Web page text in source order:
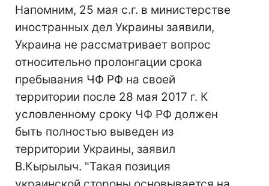
Напомним, 25 мая с.г. в министерстве
иностранных дел Украины заявили,
Украина не рассматривает вопрос
относительно пролонгации срока
пребывания ЧФ РФ на своей
территории после 28 мая 2017 г. К
условленному сроку ЧФ РФ должен
быть полностью выведен из
территории Украины, заявил
В.Кырылыч. "Такая позиция